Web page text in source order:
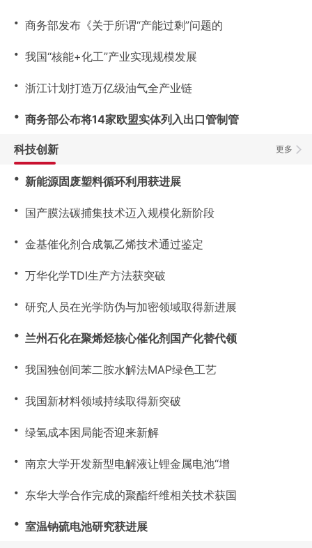
・ 商务部发布《关于所谓“产能过剩”问题的
・ 我国“核能+化工”产业实现规模发展
・ 浙江计划打造万亿级油气全产业链
・ 商务部公布将14家欧盟实体列入出口管制管
更多
科技创新
・ 新能源固废塑料循环利用获进展
・ 国产膜法碳捕集技术迈入规模化新阶段
・ 金基催化剂合成氯乙烯技术通过鉴定
・ 万华化学TDI生产方法获突破
・ 研究人员在光学防伪与加密领域取得新进展
・ 兰州石化在聚烯烃核心催化剂国产化替代领
・ 我国独创间苯二胺水解法MAP绿色工艺
・ 我国新材料领域持续取得新突破
・ 绿氢成本困局能否迎来新解
・ 南京大学开发新型电解液让锂金属电池“增
・ 东华大学合作完成的聚酯纤维相关技术获国
・ 室温钠硫电池研究获进展